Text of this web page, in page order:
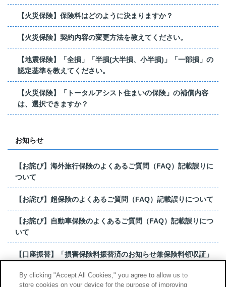
【火災保険】保険料はどのように決まりますか？
【火災保険】契約内容の変更方法を教えてください。
【地震保険】「全損」「半損(大半損、小半損)」「一部損」の
認定基準を教えてください。
【火災保険】「トータルアシスト住まいの保険」の補償内容
は、選択できますか？
お知らせ
【お詫び】海外旅行保険のよくあるご質問（FAQ）記載誤りに
ついて
【お詫び】超保険のよくあるご質問（FAQ）記載誤りについて
【お詫び】自動車保険のよくあるご質問（FAQ）記載誤りにつ
いて
【口座振替】「損害保険料振替済のお知らせ兼保険料領収証」
By clicking "Accept All Cookies," you agree to allow us to
store cookies on your device for the purpose of improving